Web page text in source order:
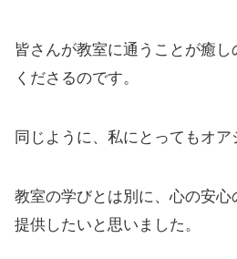
皆さんが教室に通うことが癒
くださるのです。
同じように、私にとってもオア
教室の学びとは別に、心の安心
提供したいと思いました。